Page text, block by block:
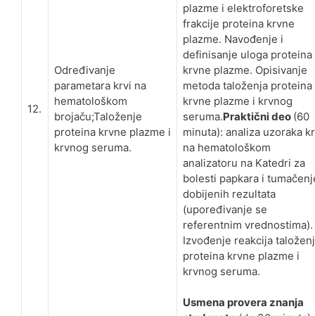
12.
Određivanje
parametara krvi na
hematološkom
brojaču;Taloženje
proteina krvne plazme i
krvnog seruma.
plazme i elektroforetske
frakcije proteina krvne
plazme. Navođenje i
definisanje uloga proteina
krvne plazme. Opisivanje
metoda taloženja proteina
krvne plazme i krvnog
seruma.Praktični deo (60
minuta): analiza uzoraka
na hematološkom
analizatoru na Katedri za
bolesti papkara i
dobijenih rezultata
(upoređivanje se
referentnim vrednostima).
Izvođenje reakcija
proteina krvne plazme i
krvnog seruma.
Usmena provera znanja